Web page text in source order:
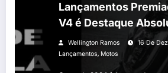
Lançamentos
V4 é Destaque
Wellington Ramos
16 De
Lançamentos, Motos